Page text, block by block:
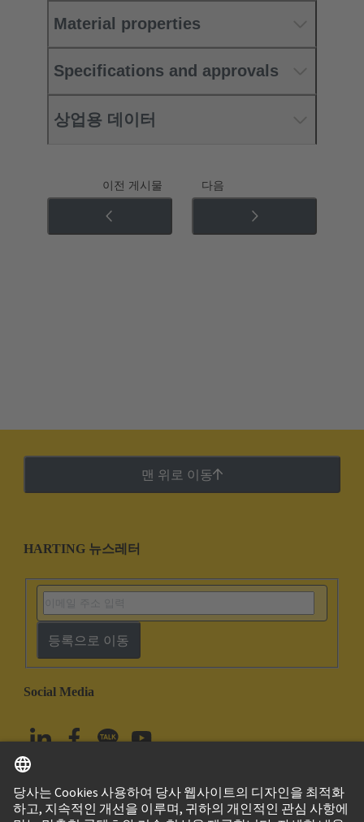
Material properties
Specifications and approvals
상업용 데이터
이전 게시물 다음
맨 위로 이동
HARTING 뉴스레터
등록으로 이동
Social Media
대한민국 한국어